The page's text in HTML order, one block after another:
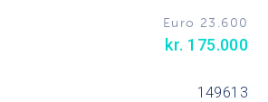
Euro 23.600
kr. 175.000
149613